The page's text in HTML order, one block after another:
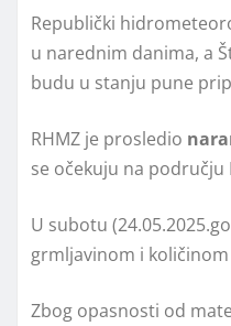
Republički
u narednim danima, a
budu u stanju pune
RHMZ je prosledio
se očekuju na području
U subotu
grmlјavinom i
Zbog opasnosti od